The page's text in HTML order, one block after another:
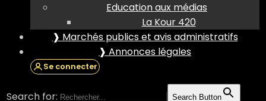
Education aux médias
La Kour 420
❱ Marchés publics et avis administratifs
❱ Annonces légales
Se connecter
Search for: Search Button